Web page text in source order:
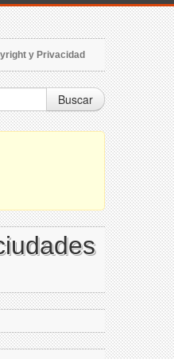
y Privacidad
Buscar